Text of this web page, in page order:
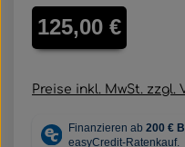
125,00 €
Preise inkl. MwSt. zzgl.